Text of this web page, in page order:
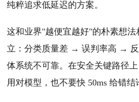
纯粹追求低延迟的方案。
这和业界"越便宜越好"的朴素想
立：分类质量差 → 误判率高 →
体系统不可靠。在安全关键路径
用对模型，也不要快 50ms 给错结